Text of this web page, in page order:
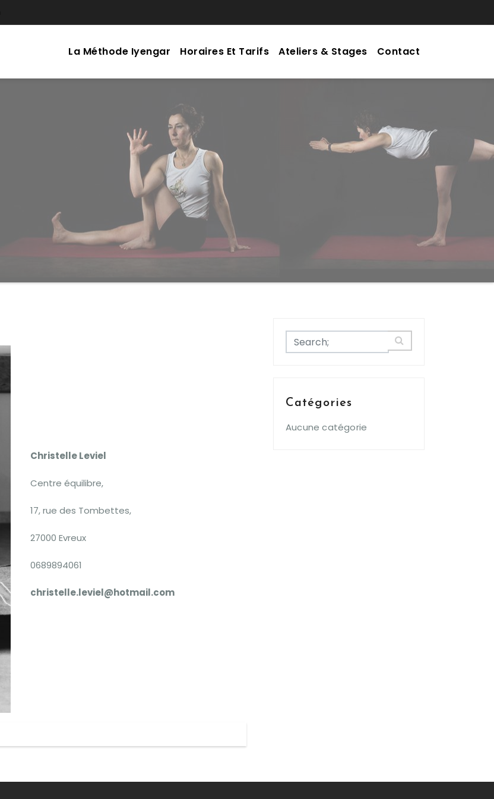
La Méthode Iyengar Horaires Et Tarifs Ateliers & Stages Contact
Christelle Leviel
Centre équilibre,
17, rue des Tombettes,
27000 Evreux
0689894061
christelle.leviel@hotmail.com
Catégories
Aucune catégorie